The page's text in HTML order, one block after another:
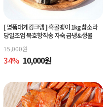
[ 명품대게킹크랩 ]흑골뱅이 1kg 참소라
당일조업 묵호항직송 자숙 급냉&생물
15,000원
34% 10,000원